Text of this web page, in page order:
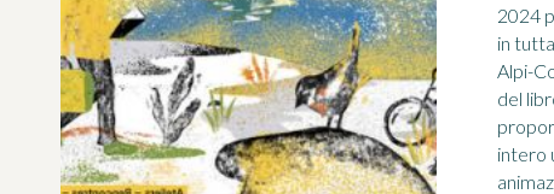
2024
in
Alpi-
del
intero